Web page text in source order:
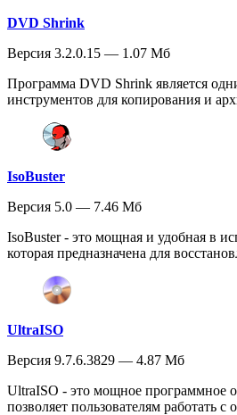
DVD Shrink
Версия 3.2.0.15 — 1.07 Мб
Программа DVD Shrink является
инструментов для копирования и
IsoBuster
Версия 5.0 — 7.46 Мб
IsoBuster - это мощная и удобная в
которая предназначена для
UltraISO
Версия 9.7.6.3829 — 4.87 Мб
UltraISO - это мощное программное
позволяет пользователям работать с